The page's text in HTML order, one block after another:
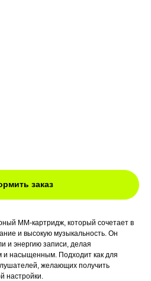
заказ
MM-картридж, который сочетает в
и высокую музыкальность. Он
и энергию записи, делая
насыщенным. Подходит как для
желающих получить
настройки.